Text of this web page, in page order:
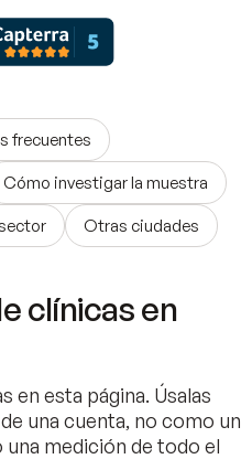
frecuentes
Cómo investigar la muestra
Otras ciudades
clínicas en
en esta página. Úsalas
una cuenta, no como un
medición de todo el